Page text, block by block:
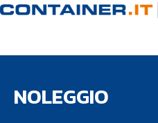
NOLEGGIO